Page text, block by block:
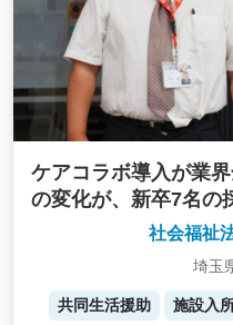
ケアコラボ導入が業
の変化が、新卒7名の
社会福祉
埼玉
共同生活援助 施設入